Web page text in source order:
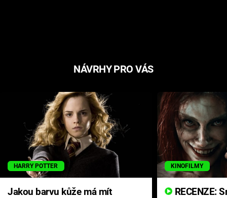
NÁVRHY PRO VÁS
HARRY POTTER
Jakou barvu kůže má mít
KINOFILMY